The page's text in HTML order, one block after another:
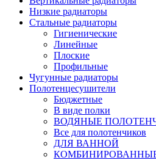
Низкие радиаторы
Стальные радиаторы
Гигиенические
Линейные
Плоские
Профильные
Чугунные радиаторы
Полотенцесушители
Бюджетные
В виде полки
ВОДЯНЫЕ
Все для полотенчиков
ДЛЯ ВАННОЙ